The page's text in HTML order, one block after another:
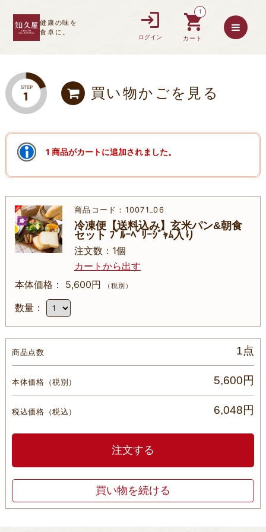
健康の味を
食卓に。
ログイン
1
カート
買い物かごを見る
1 商品がカートに追加されました。
商品コード：10071_06
冷凍便【送料込み】玄米パン&朝食
セット ﾌﾞﾙｰﾍﾞﾘｰｼﾞｬﾑ入り
注文数：1個
カートから出す
5,600円
（税別）
商品点数 1点
本体価格 （税別） 5,600円
税込価格 （税込） 6,048円
注文する
買い物を続ける